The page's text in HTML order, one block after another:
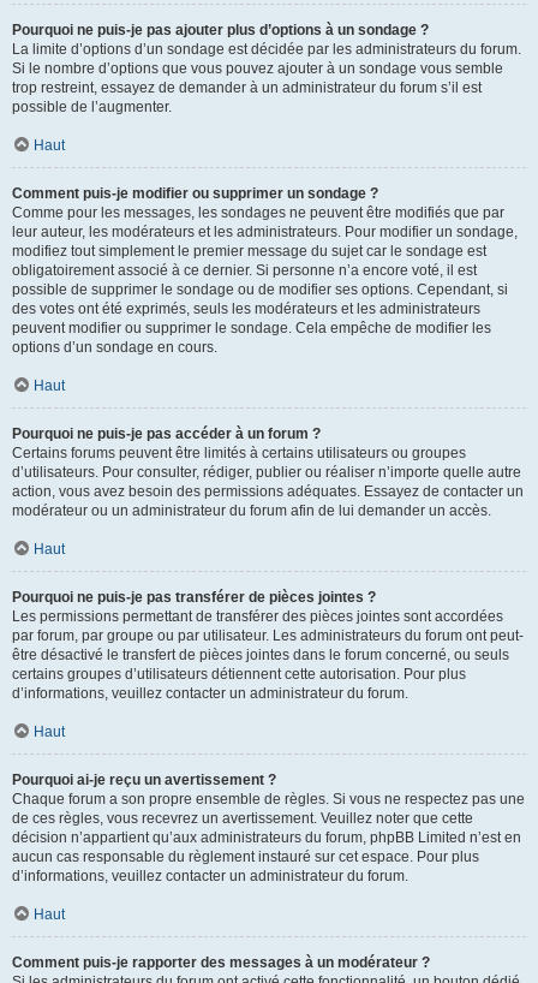
Pourquoi ne puis-je pas ajouter plus d’options à un sondage ?
La limite d’options d’un sondage est décidée par les administrateurs du forum.
Si le nombre d’options que vous pouvez ajouter à un sondage vous semble
trop restreint, essayez de demander à un administrateur du forum s’il est
possible de l’augmenter.
Haut
Comment puis-je modifier ou supprimer un sondage ?
Comme pour les messages, les sondages ne peuvent être modifiés que par
leur auteur, les modérateurs et les administrateurs. Pour modifier un sondage,
modifiez tout simplement le premier message du sujet car le sondage est
obligatoirement associé à ce dernier. Si personne n’a encore voté, il est
possible de supprimer le sondage ou de modifier ses options. Cependant, si
des votes ont été exprimés, seuls les modérateurs et les administrateurs
peuvent modifier ou supprimer le sondage. Cela empêche de modifier les
options d’un sondage en cours.
Haut
Pourquoi ne puis-je pas accéder à un forum ?
Certains forums peuvent être limités à certains utilisateurs ou groupes
d’utilisateurs. Pour consulter, rédiger, publier ou réaliser n’importe quelle autre
action, vous avez besoin des permissions adéquates. Essayez de contacter un
modérateur ou un administrateur du forum afin de lui demander un accès.
Haut
Pourquoi ne puis-je pas transférer de pièces jointes ?
Les permissions permettant de transférer des pièces jointes sont accordées
par forum, par groupe ou par utilisateur. Les administrateurs du forum ont peut-
être désactivé le transfert de pièces jointes dans le forum concerné, ou seuls
certains groupes d’utilisateurs détiennent cette autorisation. Pour plus
d’informations, veuillez contacter un administrateur du forum.
Haut
Pourquoi ai-je reçu un avertissement ?
Chaque forum a son propre ensemble de règles. Si vous ne respectez pas une
de ces règles, vous recevrez un avertissement. Veuillez noter que cette
décision n’appartient qu’aux administrateurs du forum, phpBB Limited n’est en
aucun cas responsable du règlement instauré sur cet espace. Pour plus
d’informations, veuillez contacter un administrateur du forum.
Haut
Comment puis-je rapporter des messages à un modérateur ?